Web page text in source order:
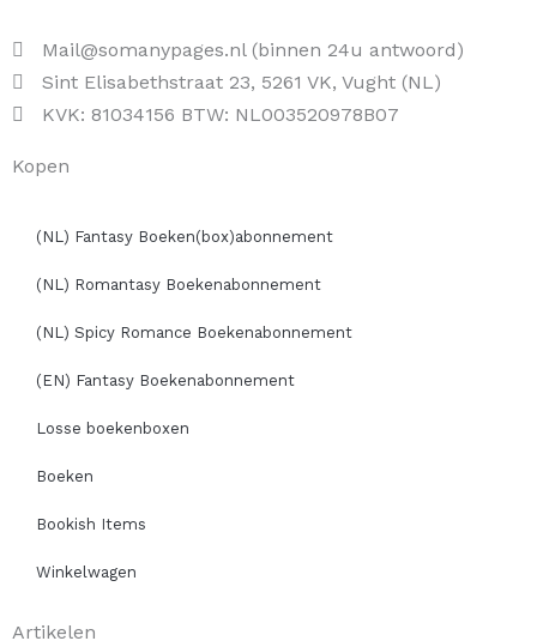
Mail@somanypages.nl (binnen 24u antwoord)
Sint Elisabethstraat 23, 5261 VK, Vught (NL)
KVK: 81034156 BTW: NL003520978B07
Kopen
(NL) Fantasy Boeken(box)abonnement
(NL) Romantasy Boekenabonnement
(NL) Spicy Romance Boekenabonnement
(EN) Fantasy Boekenabonnement
Losse boekenboxen
Boeken
Bookish Items
Winkelwagen
Artikelen